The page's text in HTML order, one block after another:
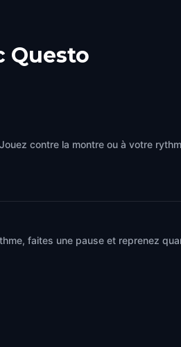
Questo
contre la montre ou à votre
faites une pause et reprenez